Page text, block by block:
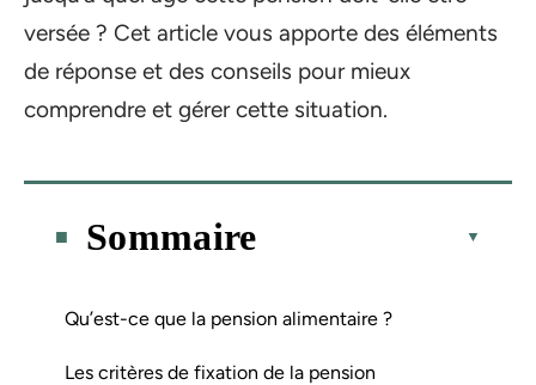
versée ? Cet article vous apporte des éléments
de réponse et des conseils pour mieux
comprendre et gérer cette situation.
Sommaire
Qu’est-ce que la pension alimentaire ?
Les critères de fixation de la pension